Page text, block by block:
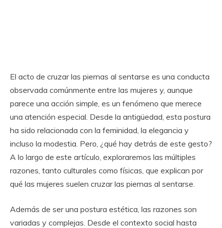
El acto de cruzar las piernas al sentarse es una conducta
observada comúnmente entre las mujeres y, aunque
parece una acción simple, es un fenómeno que merece
una atención especial. Desde la antigüedad, esta postura
ha sido relacionada con la feminidad, la elegancia y
incluso la modestia. Pero, ¿qué hay detrás de este gesto?
A lo largo de este artículo, exploraremos las múltiples
razones, tanto culturales como físicas, que explican por
qué las mujeres suelen cruzar las piernas al sentarse.
Además de ser una postura estética, las razones son
variadas y complejas. Desde el contexto social hasta